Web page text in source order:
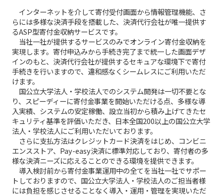
インターネットを介して寄付受付画面から情報管理機能、さ
らには多様な決済手段を搭載した、決済代行会社が唯一提供す
るASP型寄付金収納サービスです。
当社一社が提供するサービスのみでオンライン寄付金収納を
実現します。寄付申込みから手続き完了まで統一した画面デザ
インのもと、決済代行会社が提供するセキュアな環境下で寄付
手続きを行いますので、違和感なくシームレスにご利用いただ
けます。
国公立大学法人・学校法人でのシステム開発は一切不要とな
り、スピーディーに寄付金事業を開始いただける点、多様な導
入実績、システムの安定稼働、設立当初から積み上げてきたセ
キュリティ基準を評価いただき、日本全国200以上の国公立大学
法人・学校法人にご利用いただいております。
さらに支払方法はクレジットカード決済をはじめ、コンビニ
エンスストア、Pay-easy決済に標準対応しており、寄付者の多
様な決済ニーズに応えることのできる環境を提供できます。
導入検討前から寄付金事業運用中の全てを当社一社でサポー
トしておりますので、国公立大学法人・学校法人のご担当者様
には負担を感じさせることなく導入・運用・管理を実現いただ